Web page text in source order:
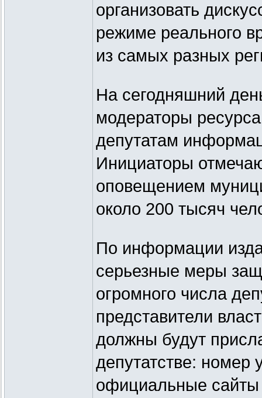
организовать
режиме реального
из самых разных
На сегодняшний
модераторы
депутатам
Инициаторы
оповещением
около 200 тысяч
По информации
серьезные меры
огромного числа
представители
должны будут
депутатстве: номер
официальные